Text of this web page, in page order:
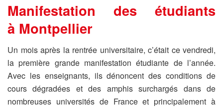
Manifestation des étudiants
à Montpellier
Un mois après la rentrée universitaire, c’était ce vendredi,
la première grande manifestation étudiante de l’année.
Avec les enseignants, ils dénoncent des conditions de
cours dégradées et des amphis surchargés dans de
nombreuses universités de France et principalement à